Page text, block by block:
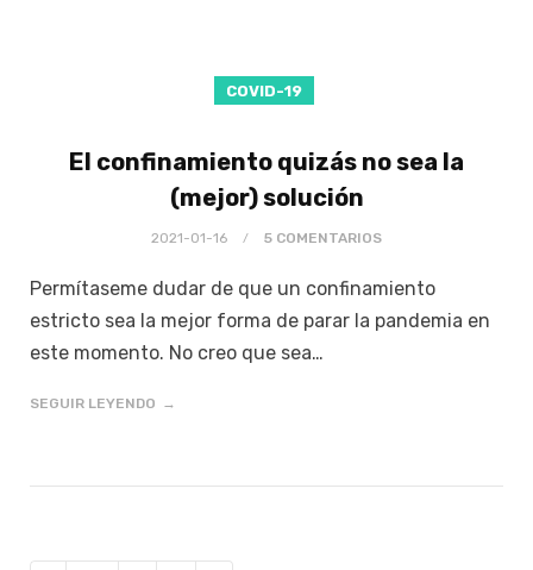
COVID-19
El confinamiento quizás no sea la
(mejor) solución
2021-01-16 5 COMENTARIOS
Permítaseme dudar de que un confinamiento
estricto sea la mejor forma de parar la pandemia en
este momento. No creo que sea…
SEGUIR LEYENDO